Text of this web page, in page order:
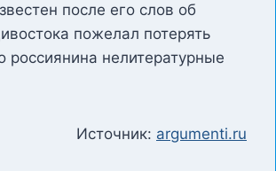
после его слов об
пожелал потерять
россиянина нелитературные
Источник: argumenti.ru